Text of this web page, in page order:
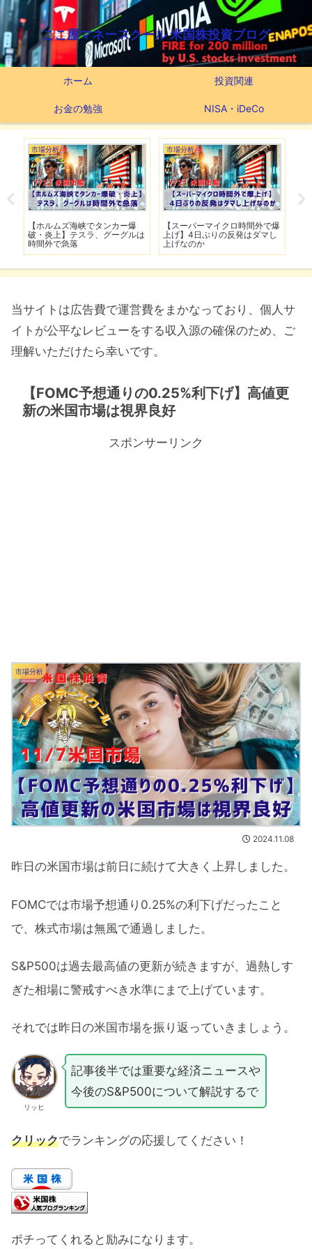
ここ屋マネースクール 米国株投資ブログ
ホーム 投資関連
お金の勉強 NISA・iDeCo
市場分析
【ホルムズ海峡でタンカー爆
破・炎上】テスラ、グーグルは
時間外で急落
市場分析
【スーパーマイクロ時間外で爆
上げ】4日ぶりの反発はダマし
上げなのか
当サイトは広告費で運営費をまかなっており、個人サ
イトが公平なレビューをする収入源の確保のため、ご
理解いただけたら幸いです。
【FOMC予想通りの0.25%利下げ】高値更
新の米国市場は視界良好
スポンサーリンク
市場分析
2024.11.08
昨日の米国市場は前日に続けて大きく上昇しました。
FOMCでは市場予想通り0.25%の利下げだったこと
で、株式市場は無風で通過しました。
S&P500は過去最高値の更新が続きますが、過熱しす
ぎた相場に警戒すべき水準にまで上げています。
それでは昨日の米国市場を振り返っていきましょう。
リッヒ
記事後半では重要な経済ニュースや
今後のS&P500について解説するで
クリックでランキングの応援してください！
ポチってくれると励みになります。